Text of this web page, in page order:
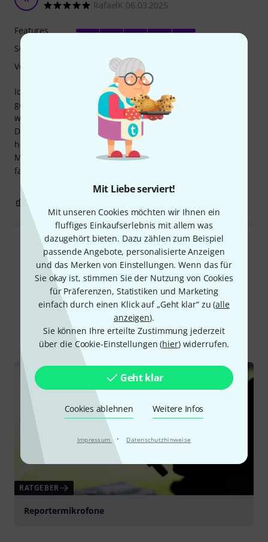
Mit Liebe serviert!
Mit unseren Cookies möchten wir Ihnen ein
fluffiges Einkaufserlebnis mit allem was
dazugehört bieten. Dazu zählen zum Beispiel
passende Angebote, personalisierte Anzeigen
und das Merken von Einstellungen. Wenn das für
Sie okay ist, stimmen Sie der Nutzung von Cookies
für Präferenzen, Statistiken und Marketing
einfach durch einen Klick auf „Geht klar“ zu (alle
anzeigen).
Sie können Ihre erteilte Zustimmung jederzeit
über die Cookie-Einstellungen (hier) widerrufen.
Geht klar
Cookies ablehnen Weitere Infos
Impressum · Datenschutzhinweise
RafaelK 06.03.2025
Ich habe diese Kamera für meine Nikon z-FX Kamera
gekauft. Die Verarbeitung ist hervorragend. Mitgeliefert
wird auch eine gepolsterte Tragetasche.
Die ersten Aufnahmen war durchweg positiv. Das Mikrofon
hat ein deutlich geringeres Rauschen als das integrierte
Mikrofon. Zu diesen Preis kann man hier wirklich nichts
falsch machen.
Features
Sound
Verarbeitung
Alle Bewertungen lesen
Schon gewusst?
Alle Ratgeber
RATGEBER
Reportermikrofone